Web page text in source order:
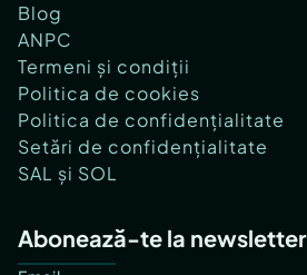
Blog
ANPC
Termeni și condiții
Politica de cookies
Politica de confidențialitate
Setări de confidențialitate
SAL și SOL
Abonează-te la newsletter